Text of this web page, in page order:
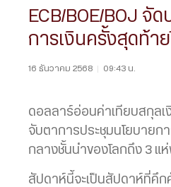
ECB/BOE/BOJ จั
การเงินครั้งสุดท้า
16 ธันวาคม 2568 | 09:43 น.
ดอลลาร์อ่อนค่าเทียบสกุล
จับตาการประชุมนโยบายก
กลางชั้นนำของโลกถึง 3 แ
สัปดาห์นี้จะเป็นสัปดาห์ที่คึ